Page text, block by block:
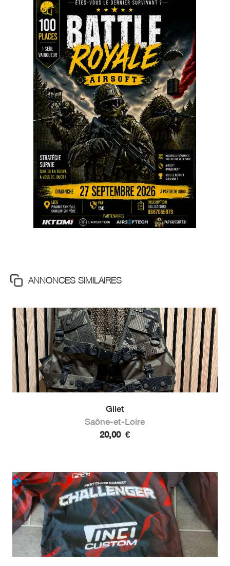
ANNONCES SIMILAIRES
Gilet
Saône-et-Loire
20,00 €